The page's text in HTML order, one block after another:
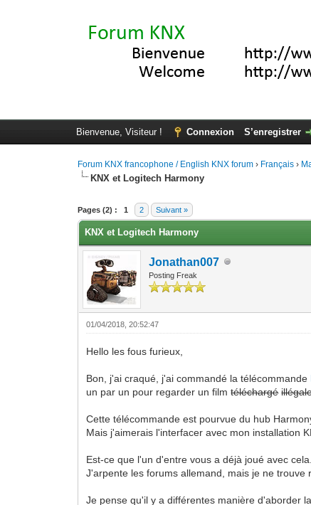
Bienvenue, Visiteur ! Connexion S’enregistrer
Forum KNX francophone / English KNX forum › Français ›
KNX et Logitech Harmony
Pages (2) : 1 2 Suivant »
Moyenne : 0 (0 vote(s))
1
2
3
4
5
KNX et Logitech Harmony
Jonathan007
Posting Freak
01/04/2018, 20:52:47
Hello les fous furieux,
Bon, j'ai craqué, j'ai commandé la télécommande
un par un pour regarder un filmtéléchargé
Cette télécommande est pourvue du hub
Mais j'aimerais l'interfacer avec mon installation
Est-ce que l'un d'entre vous a déjà joué avec
J'arpente les forums allemand, mais je ne trouve
Je pense qu'il y a différentes manière d'aborder